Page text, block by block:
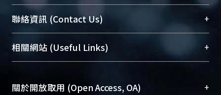
臺大位居世界頂尖大學之列，為永久珍藏及向國際
展現本校豐碩的研究成果及學術能量，圖書館整合
機構典藏（NTUR）與學術庫（AH）不同功能平
台，成為臺大學術典藏NTU scholars。期能整合研
成果。
聯絡資訊 (Contact Us) +
總館學科館員(Main Library)
醫學圖書館學科館員(Medical Library)
Sciences Library)
相關網站 (Useful Links) +
關於開放取用 (Open Access, OA) +